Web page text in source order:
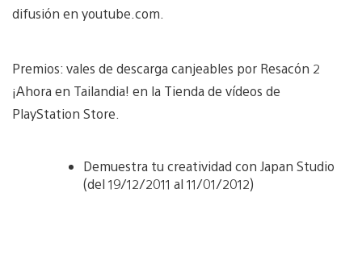
difusión en youtube.com.
Premios: vales de descarga canjeables por Resacón 2
¡Ahora en Tailandia! en la Tienda de vídeos de
PlayStation Store.
Demuestra tu creatividad con Japan Studio
(del 19/12/2011 al 11/01/2012)